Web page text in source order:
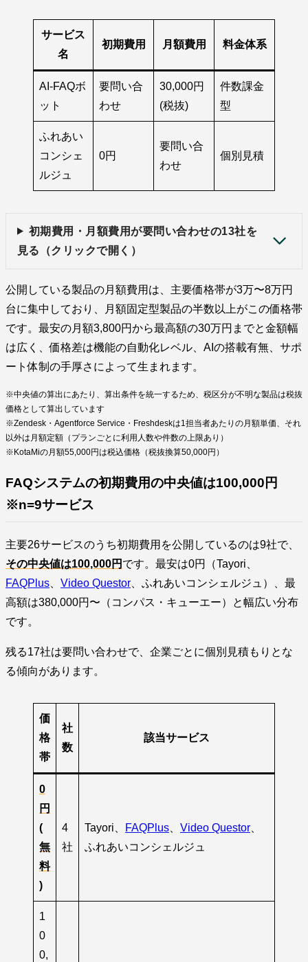
サービス
名
初期費用 月額費用 料金体系
AI-FAQボ
ット
要問い合
わせ
30,000円
(税抜)
件数課金
型
ふれあい
コンシェ
ルジュ
0円
要問い合
わせ
個別見積
初期費用・月額費用が要問い合わせの13社を
見る（クリックで開く）
公開している製品の月額費用は、主要価格帯が3万〜8万円
台に集中しており、月額固定型製品の半数以上がこの価格帯
です。最安の月額3,800円から最高額の30万円までと金額幅
は広く、価格差は機能の自動化レベル、AIの搭載有無、サポ
ート体制の手厚さによって生まれます。
※中央値の算出にあたり、算出条件を統一するため、税区分が不明な製品は税抜
価格として算出しています
※Zendesk・Agentforce Service・Freshdeskは1担当者あたりの月額単価、それ
以外は月額定額（プランごとに利用人数や件数の上限あり）
※KotaMiの月額55,000円は税込価格（税抜換算50,000円）
FAQシステムの初期費用の中央値は100,000円
※n=9サービス
主要26サービスのうち初期費用を公開しているのは9社で、
その中央値は100,000円 です。最安は0円（Tayori、
FAQPlus
Video Questor 、ふれあいコンシェルジュ）、最
高額は380,000円〜（コンパス・キューエー）と幅広い分布
です。
残る17社は要問い合わせで、企業ごとに個別見積もりとな
る傾向があります。
価
格
帯
社
数
該当サービス
0
円
(
無
料
)
4
社
Tayori、 FAQPlus Video Questor
ふれあいコンシェルジュ
1
0
0,